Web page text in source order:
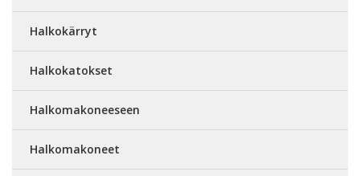
Halkokärryt
Halkokatokset
Halkomakoneeseen
Halkomakoneet